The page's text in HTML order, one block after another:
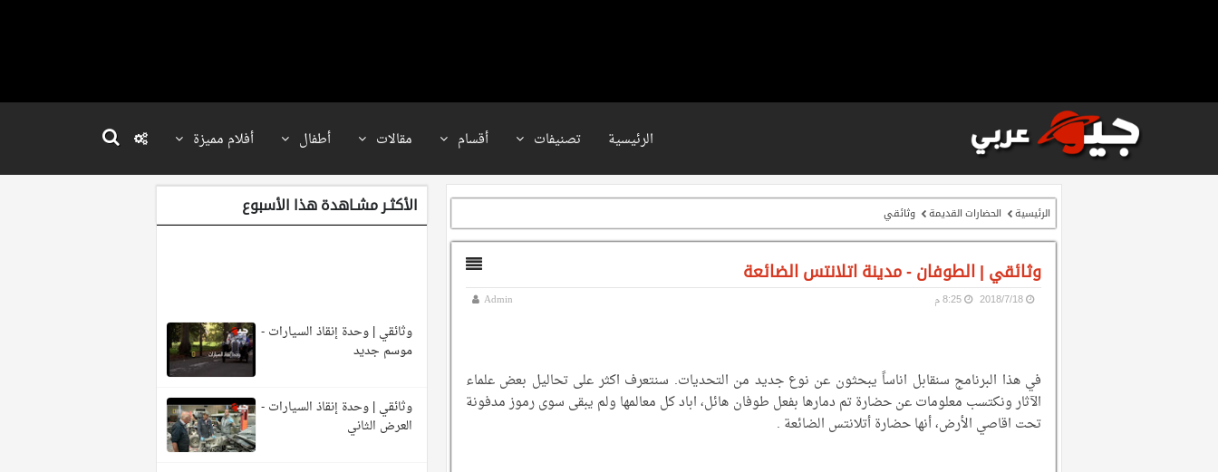
الرئيسية تصنيفات أقسام مقالات أطفال أفلام مميزة
الرئيسية الحضارات القديمة وثائقي
وثائقي | الطوفان - مدينة اتلانتس الضائعة
Admin 18‏/7‏/2018 8:25 م
في هذا البرنامج سنقابل اناساً يبحثون عن نوع جديد من التحديات. سنتعرف اكثر على تحاليل بعض علماء
الآثار ونكتسب معلومات عن حضارة تم دمارها بفعل طوفان هائل، اباد كل معالمها ولم يبقى سوى رموز مدفونة
تحت اقاصي الأرض، أنها حضارة أتلانتس الضائعة .
الأكثـر مشـاهدة هذا الأسبوع
وثائقي | وحدة إنقاذ السيارات -
موسم جديد
وثائقي | وحدة إنقاذ السيارات -
العرض الثاني